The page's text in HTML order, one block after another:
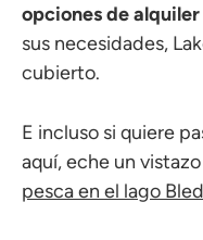
opciones de
sus necesidades,
cubierto.
E incluso si quiere
aquí, eche un
pesca en el lago Bled